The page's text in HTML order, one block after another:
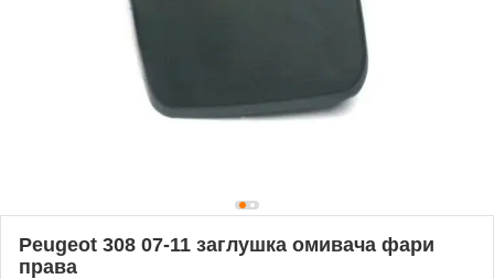
Peugeot 308 07-11 заглушка омивача фари
права